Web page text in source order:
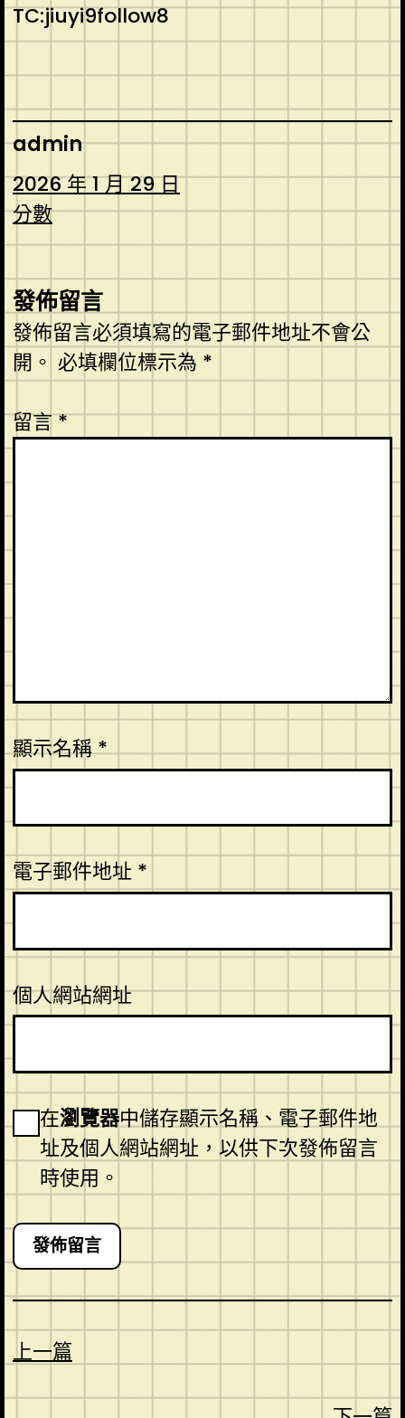
TC:jiuyi9follow8
admin
2026 年 1 月 29 日
分數
發佈留言
發佈留言必須填寫的電子郵件地址不會公
開。 必填欄位標示為 *
留言*
顯示名稱*
電子郵件地址 *
個人網站網址
在瀏覽器中儲存顯示名稱、電子郵件地
址及個人網站網址，以供下次發佈留言
時使用。
上一篇